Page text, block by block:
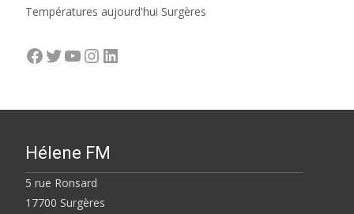
Températures aujourd'hui Surgères
Facebook
Twitter
YouTube
Instagram
LinkedIn
Hélene FM
5 rue Ronsard
17700 Surgères